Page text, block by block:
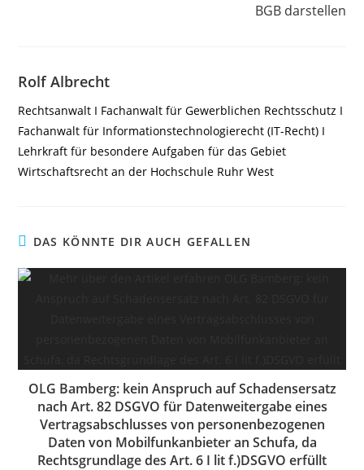
BGB darstellen
Rolf Albrecht
Rechtsanwalt I Fachanwalt für Gewerblichen Rechtsschutz I
Fachanwalt für Informationstechnologierecht (IT-Recht) I
Lehrkraft für besondere Aufgaben für das Gebiet
Wirtschaftsrecht an der Hochschule Ruhr West
DAS KÖNNTE DIR AUCH GEFALLEN
OLG Bamberg: kein Anspruch auf Schadensersatz
nach Art. 82 DSGVO für Datenweitergabe eines
Vertragsabschlusses von personenbezogenen
Daten von Mobilfunkanbieter an Schufa, da
Rechtsgrundlage des Art. 6 I lit f.)DSGVO erfüllt